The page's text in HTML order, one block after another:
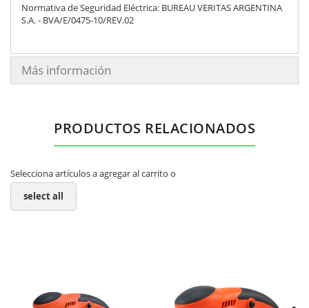
Normativa de Seguridad Eléctrica: BUREAU VERITAS ARGENTINA
S.A. - BVA/E/0475-10/REV.02
Más información
PRODUCTOS RELACIONADOS
Selecciona artículos a agregar al carrito o
select all